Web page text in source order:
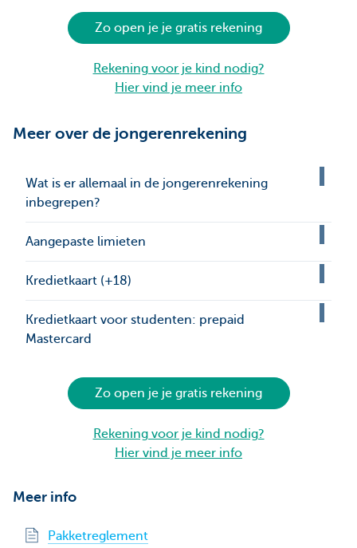
Zo open je je gratis rekening
Rekening voor je kind nodig?
Hier vind je meer info
Meer over de jongerenrekening
Wat is er allemaal in de jongerenrekening
inbegrepen?
Aangepaste limieten
Kredietkaart (+18)
Kredietkaart voor studenten: prepaid
Mastercard
Zo open je je gratis rekening
Rekening voor je kind nodig?
Hier vind je meer info
Meer info
Pakketreglement